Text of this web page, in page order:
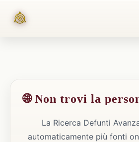
🌐 Non trovi la
La Ricerca Defunti
automaticamente più fonti